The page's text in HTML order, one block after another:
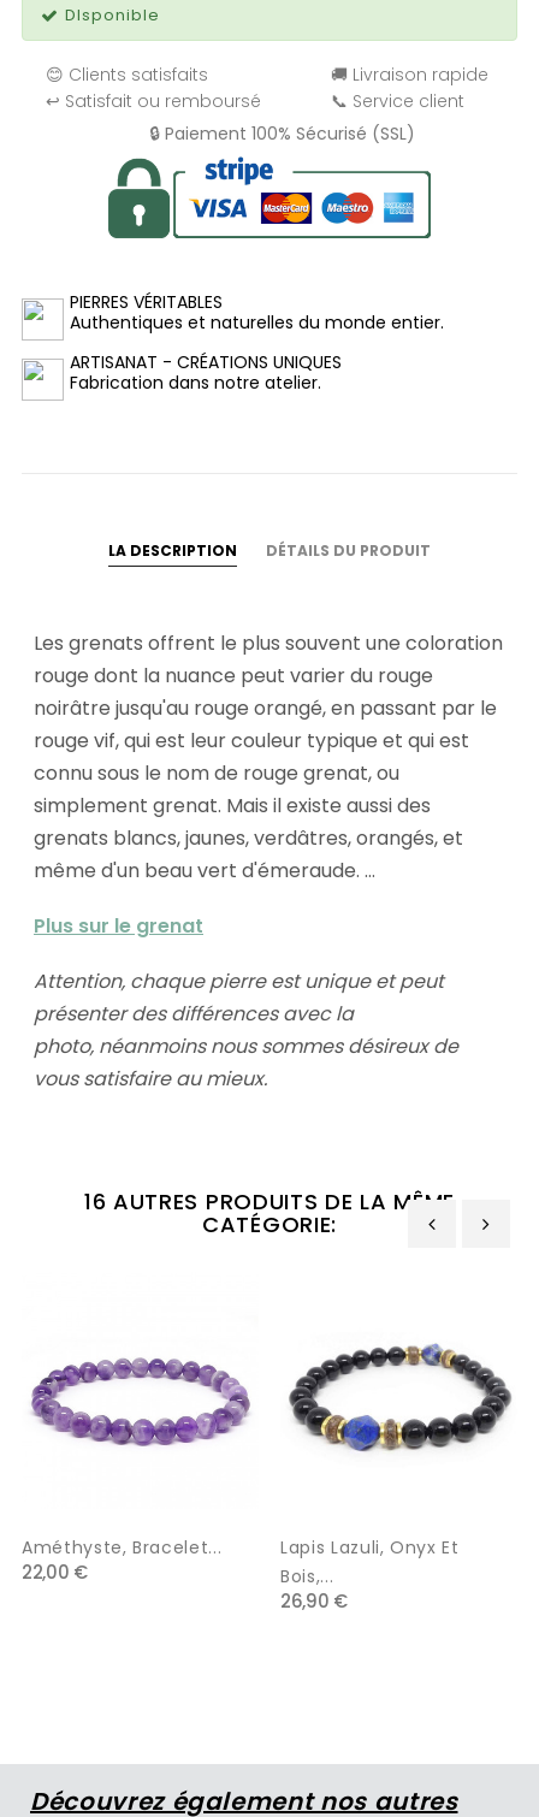
DIsponible
😊 Clients satisfaits
🚚 Livraison rapide
↩️ Satisfait ou remboursé
📞 Service client
🔒 Paiement 100% Sécurisé (SSL)
PIERRES VÉRITABLES
Authentiques et naturelles du monde entier.
ARTISANAT - CRÉATIONS UNIQUES
Fabrication dans notre atelier.
LA DESCRIPTION DÉTAILS DU PRODUIT
Les grenats offrent le plus souvent une coloration
rouge dont la nuance peut varier du rouge
noirâtre jusqu'au rouge orangé, en passant par le
rouge vif, qui est leur couleur typique et qui est
connu sous le nom de rouge grenat, ou
simplement grenat. Mais il existe aussi des
grenats blancs, jaunes, verdâtres, orangés, et
même d'un beau vert d'émeraude. ...
Plus sur le grenat
Attention, chaque pierre est unique et peut
présenter des différences avec la
photo, néanmoins nous sommes désireux de
vous satisfaire au mieux.
16 AUTRES PRODUITS DE LA MÊME
CATÉGORIE:
Améthyste, Bracelet...
22,00 €
Lapis Lazuli, Onyx Et
Bois,...
26,90 €
Découvrez également nos autres